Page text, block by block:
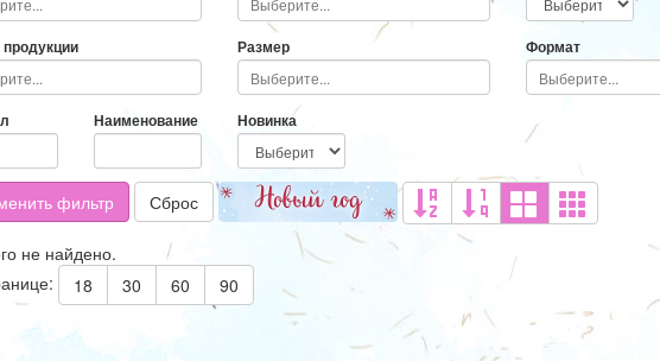
Размер Формат
Наименование Новинка
фильтр Сброс
не найдено.
18 30 60 90